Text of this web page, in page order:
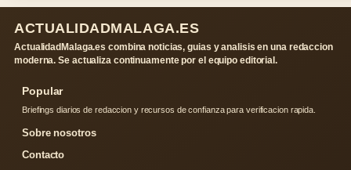
ACTUALIDADMALAGA.ES
ActualidadMalaga.es combina noticias, guias y analisis en una redaccion
moderna. Se actualiza continuamente por el equipo editorial.
Popular
Briefings diarios de redaccion y recursos de confianza para verificacion rapida.
Sobre nosotros
Contacto